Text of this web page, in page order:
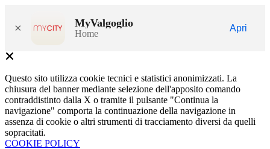
× MyValgoglio
Home
Apri
Questo sito utilizza cookie tecnici e statistici anonimizzati. La
chiusura del banner mediante selezione dell'apposito comando
contraddistinto dalla X o tramite il pulsante "Continua la
navigazione" comporta la continuazione della navigazione in
assenza di cookie o altri strumenti di tracciamento diversi da quelli
sopracitati.
COOKIE POLICY